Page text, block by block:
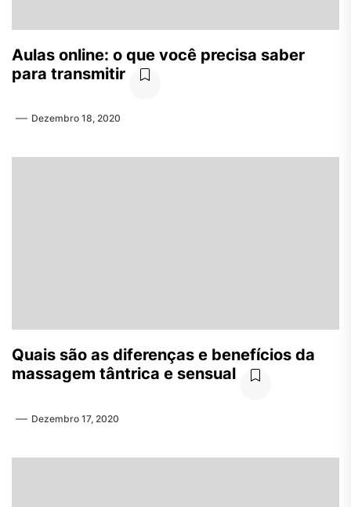
Aulas online: o que você precisa saber
para transmitir
Dezembro 18, 2020
Quais são as diferenças e benefícios da
massagem tântrica e sensual
Dezembro 17, 2020